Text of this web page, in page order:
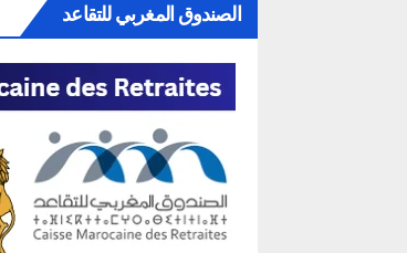
الصندوق المغربي للتقاعد